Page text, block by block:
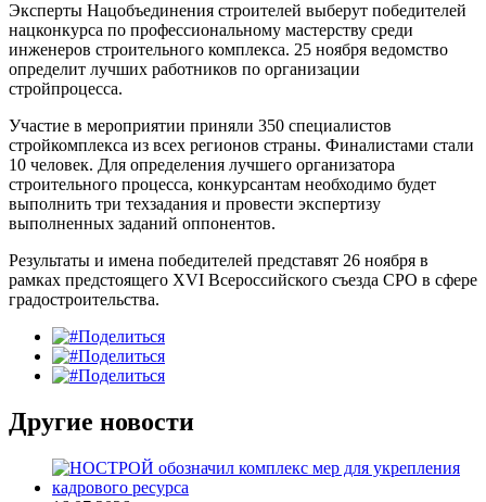
Эксперты Нацобъединения строителей выберут победителей
нацконкурса по профессиональному мастерству среди
инженеров строительного комплекса. 25 ноября ведомство
определит лучших работников по организации
стройпроцесса.
Участие в мероприятии приняли 350 специалистов
стройкомплекса из всех регионов страны. Финалистами стали
10 человек. Для определения лучшего организатора
строительного процесса, конкурсантам необходимо будет
выполнить три техзадания и провести экспертизу
выполненных заданий оппонентов.
Результаты и имена победителей представят 26 ноября в
рамках предстоящего XVI Всероссийского съезда СРО в сфере
градостроительства.
Поделиться
Поделиться
Поделиться
Другие новости